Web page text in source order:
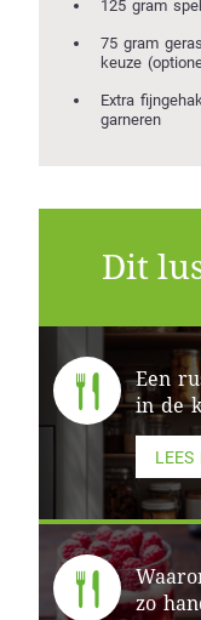
125 gram
75 gram
keuze
Extra
garneren
Dit
Een
in de
LEES
zo